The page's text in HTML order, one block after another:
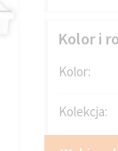
Kolor i
Kolor:
Kolekcja: